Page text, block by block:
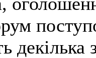
декілька